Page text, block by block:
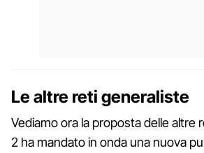
Le altre reti generaliste
Vediamo ora la proposta delle altre
2 ha mandato in onda una nuova